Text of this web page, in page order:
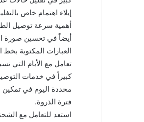
إيلاء اهتمام خاص
أهمية سرعة توصيل
أيضاً في تحسين صورة
العبارات المكتوبة
تعامل مع الأيام التي
كبيراً في خدمات
محددة اليوم في تمكين
فترة الذروة.
استعد للتعامل مع